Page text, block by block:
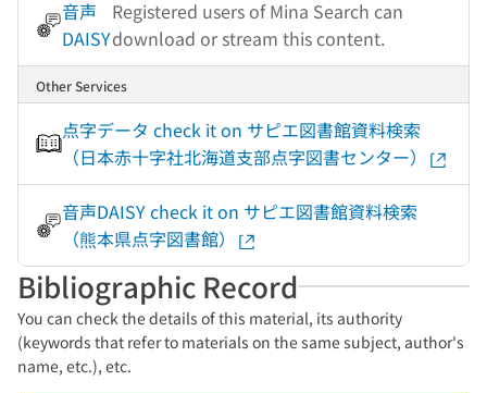
音声
DAISY
Registered users of Mina Search can
download or stream this content.
Other Services
点字データ check it on サピエ図書館資料検索
（日本赤十字社北海道支部点字図書センター）
音声DAISY check it on サピエ図書館資料検索
（熊本県点字図書館）
Bibliographic Record
You can check the details of this material, its authority
(keywords that refer to materials on the same subject, author's
name, etc.), etc.